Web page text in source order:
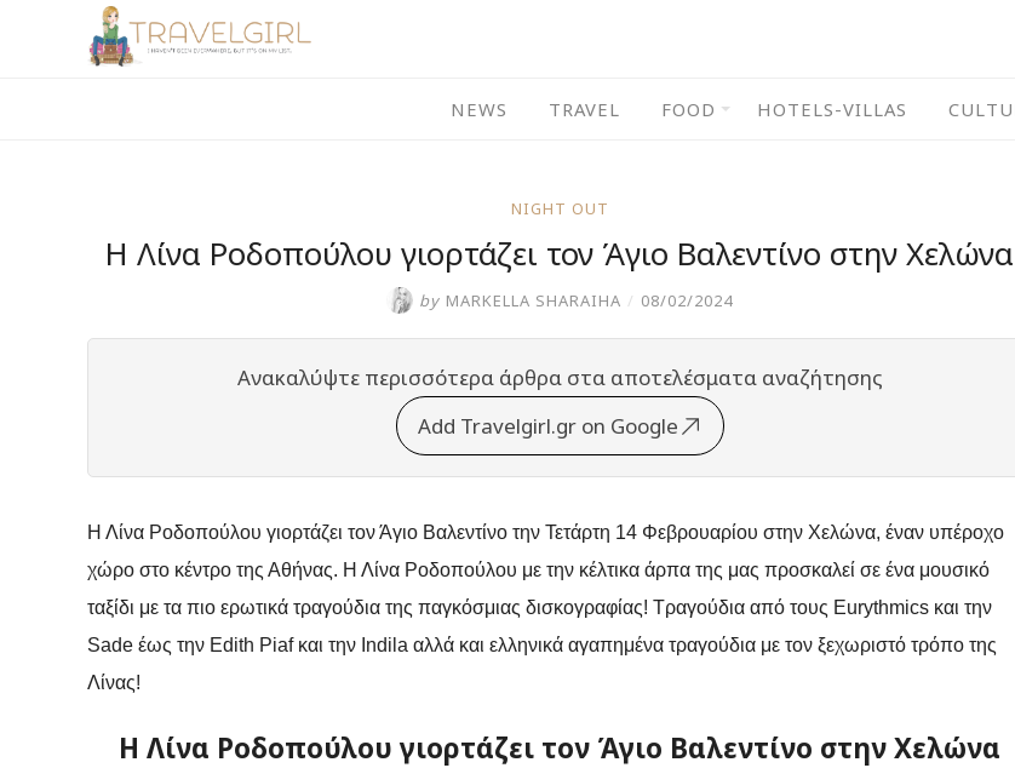
NEWS TRAVEL FOOD HOTELS-VILLAS
NIGHT OUT
Η Λίνα Ροδοπούλου γιορτάζει τον Άγιο Βαλεντίνο στην Χελώνα
by MARKELLA SHARAIHA / 08/02/2024
Ανακαλύψτε περισσότερα άρθρα στα αποτελέσματα αναζήτησης
Add Travelgirl.gr on Google
Η Λίνα Ροδοπούλου γιορτάζει τον Άγιο Βαλεντίνο την Τετάρτη 14 Φεβρουαρίου στην Χελώνα, έναν υπέροχο
χώρο στο κέντρο της Αθήνας. Η Λίνα Ροδοπούλου με την κέλτικα άρπα της μας προσκαλεί σε ένα μουσικό
ταξίδι με τα πιο ερωτικά τραγούδια της παγκόσμιας δισκογραφίας! Τραγούδια από τους Eurythmics και την
Sade έως την Edith Piafκαι την Indila αλλά και ελληνικά αγαπημένα τραγούδια με τον ξεχωριστό τρόπο της
Λίνας!
Η Λίνα Ροδοπούλου γιορτάζει τον Άγιο Βαλεντίνο στην Χελώνα